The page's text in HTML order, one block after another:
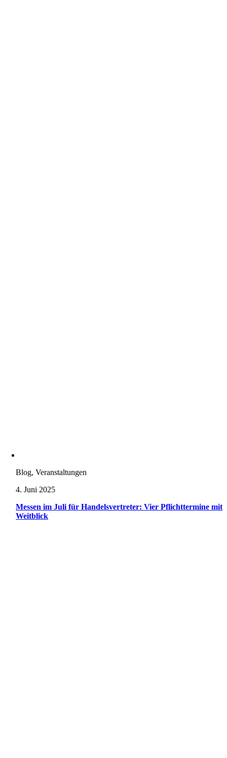
Blog, Veranstaltungen
4. Juni 2025
Messen im Juli für Handelsvertreter: Vier Pflichttermine mit
Weitblick